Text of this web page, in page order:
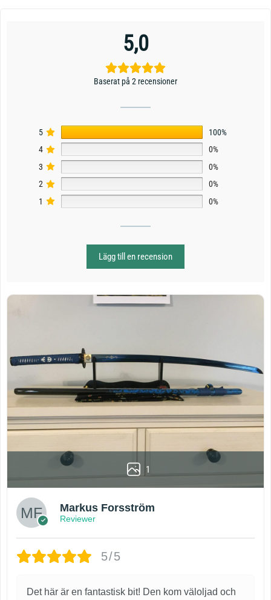
5,0
Baserat på 2 recensioner
5
100%
4
0%
3
0%
2
0%
1
0%
Lägg till en recension
1
Markus Forsström
Reviewer
5/5
Det här är en fantastisk bit! Den kom väloljad och